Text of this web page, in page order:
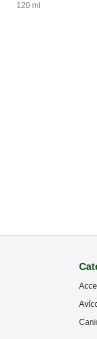
120 ml